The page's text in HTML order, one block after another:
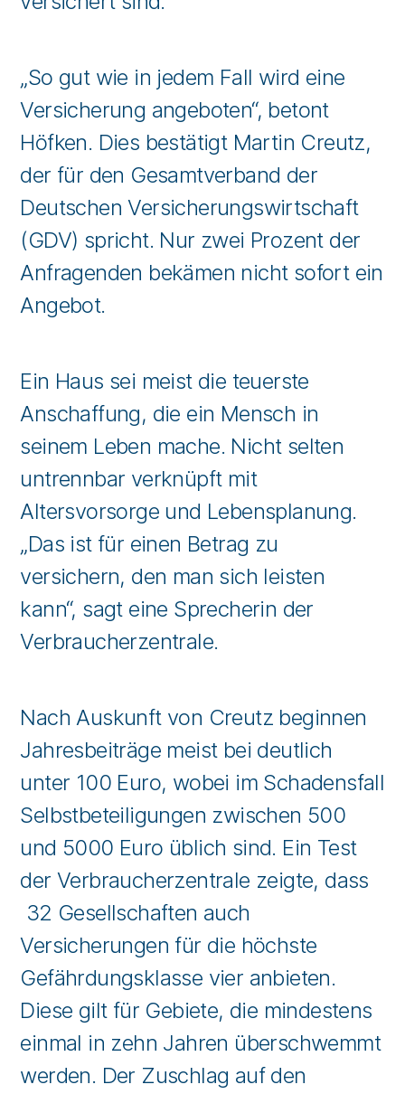
„So gut wie in jedem Fall wird eine
Versicherung angeboten“, betont
Höfken. Dies bestätigt Martin Creutz,
der für den Gesamtverband der
Deutschen Versicherungswirtschaft
(GDV) spricht. Nur zwei Prozent der
Anfragenden bekämen nicht sofort ein
Angebot.
Ein Haus sei meist die teuerste
Anschaffung, die ein Mensch in
seinem Leben mache. Nicht selten
untrennbar verknüpft mit
Altersvorsorge und Lebensplanung.
„Das ist für einen Betrag zu
versichern, den man sich leisten
kann“, sagt eine Sprecherin der
Verbraucherzentrale.
Nach Auskunft von Creutz beginnen
Jahresbeiträge meist bei deutlich
unter 100 Euro, wobei im Schadensfall
Selbstbeteiligungen zwischen 500
und 5000 Euro üblich sind. Ein Test
der Verbraucherzentrale zeigte, dass
32 Gesellschaften auch
Versicherungen für die höchste
Gefährdungsklasse vier anbieten.
Diese gilt für Gebiete, die mindestens
einmal in zehn Jahren überschwemmt
werden. Der Zuschlag auf den